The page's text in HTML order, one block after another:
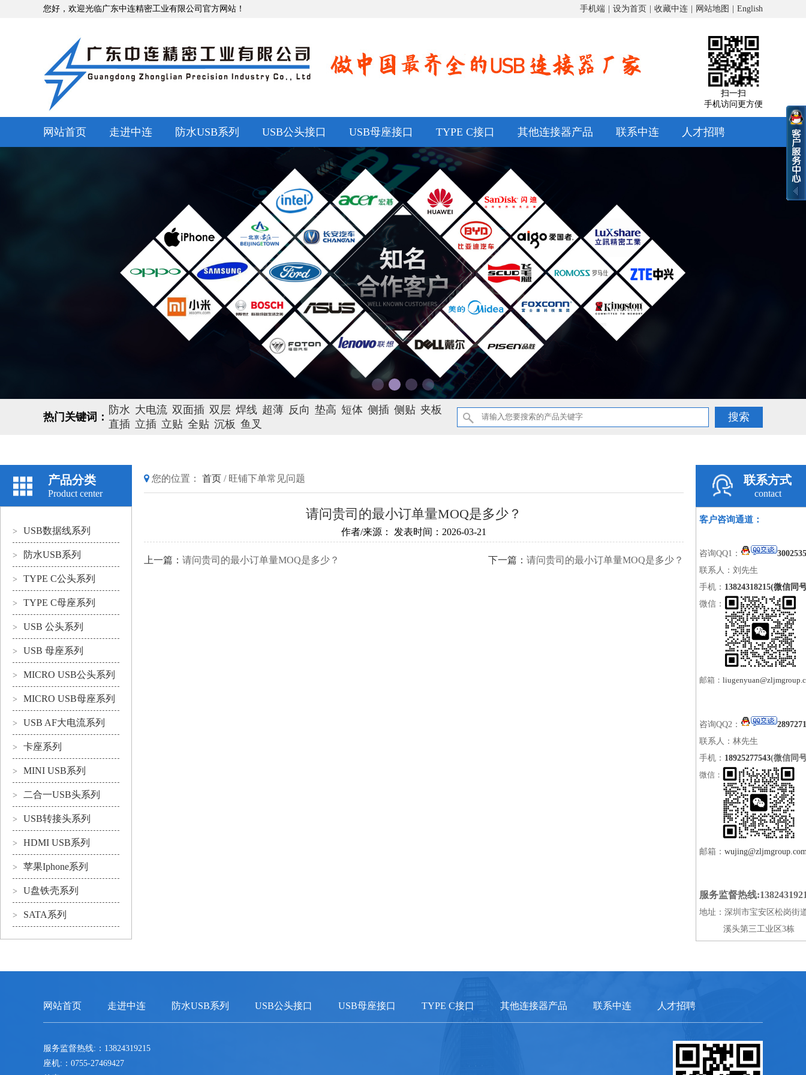
您好，欢迎光临广东中连精密工业有限公司官方网站！ 手机端 设为首页 收藏中连 网站地图 English
扫一扫
手机访问更方便
网站首页 走进中连 防水USB系列 USB公头接口 USB母座接口 TYPE C接口 其他连接器产品 联系中连 人才招聘
热门关键词：
防水 大电流 双面插 双层 焊线 超薄 反向 垫高 短体 侧插 侧贴 夹板
直插 立插 立贴 全贴 沉板 鱼叉
产品分类
Product center
> USB数据线系列
> 防水USB系列
> TYPE C公头系列
> TYPE C母座系列
> USB 公头系列
> USB 母座系列
> MICRO USB公头系列
> MICRO USB母座系列
> USB AF大电流系列
> 卡座系列
> MINI USB系列
> 二合一USB头系列
> USB转接头系列
> HDMI USB系列
> 苹果Iphone系列
> U盘铁壳系列
> SATA系列
您的位置： 首页 / 旺铺下单常见问题
请问贵司的最小订单量MOQ是多少？
作者/来源： 发表时间： 2026-03-21
上一篇： 请问贵司的最小订单量MOQ是多少？ 下一篇： 请问贵司的最小订单量MOQ是多少？
联系方式
contact
客户咨询通道：
咨询QQ1：
联系人：刘先生
手机： 13824318215(微信同
微信：
邮箱：
咨询QQ2：
联系人：林先生
手机： 18925277543(微信同
微信：
邮箱：
服务监督热线
地址：深圳市宝安区松岗街
溪头第三工业区3栋
网站首页 走进中连 防水USB系列 USB公头接口 USB母座接口 TYPE C接口 其他连接器产品 联系中连 人才招聘
服务监督热线:：13824319215
座机:：0755-27469427